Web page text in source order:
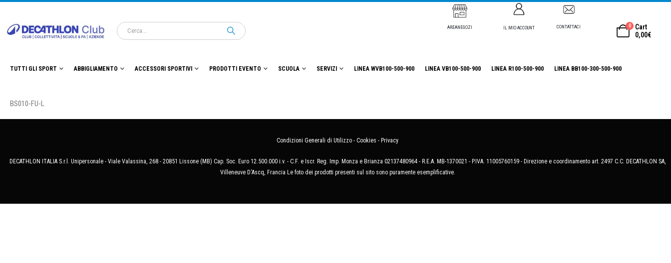
AREANEGOZI IL MIO ACCOUNT CONTATTACI 0
Cart
0,00€
TUTTI GLI SPORT ABBIGLIAMENTO ACCESSORI SPORTIVI PRODOTTI EVENTO SCUOLA SERVIZI LINEA WVB100-500-900 LINEA VB100-500-900 LINEA R100-500-900 LINEA BB100-300-500-900
BS010-FU-L
Condizioni Generali di Utilizzo - Cookies - Privacy
DECATHLON ITALIA S.r.l. Unipersonale - Viale Valassina, 268 - 20851 Lissone (MB) Cap. Soc. Euro 12.500.000 i.v. - C.F. e Iscr. Reg. Imp. Monza e Brianza 02137480964 - R.E.A. MB-1370021 - P.IVA. 11005760159 - Direzione e coordinamento art. 2497 C.C. DECATHLON SA,
Villeneuve D'Ascq, Francia Le foto dei prodotti presenti sul sito sono puramente esemplificative.